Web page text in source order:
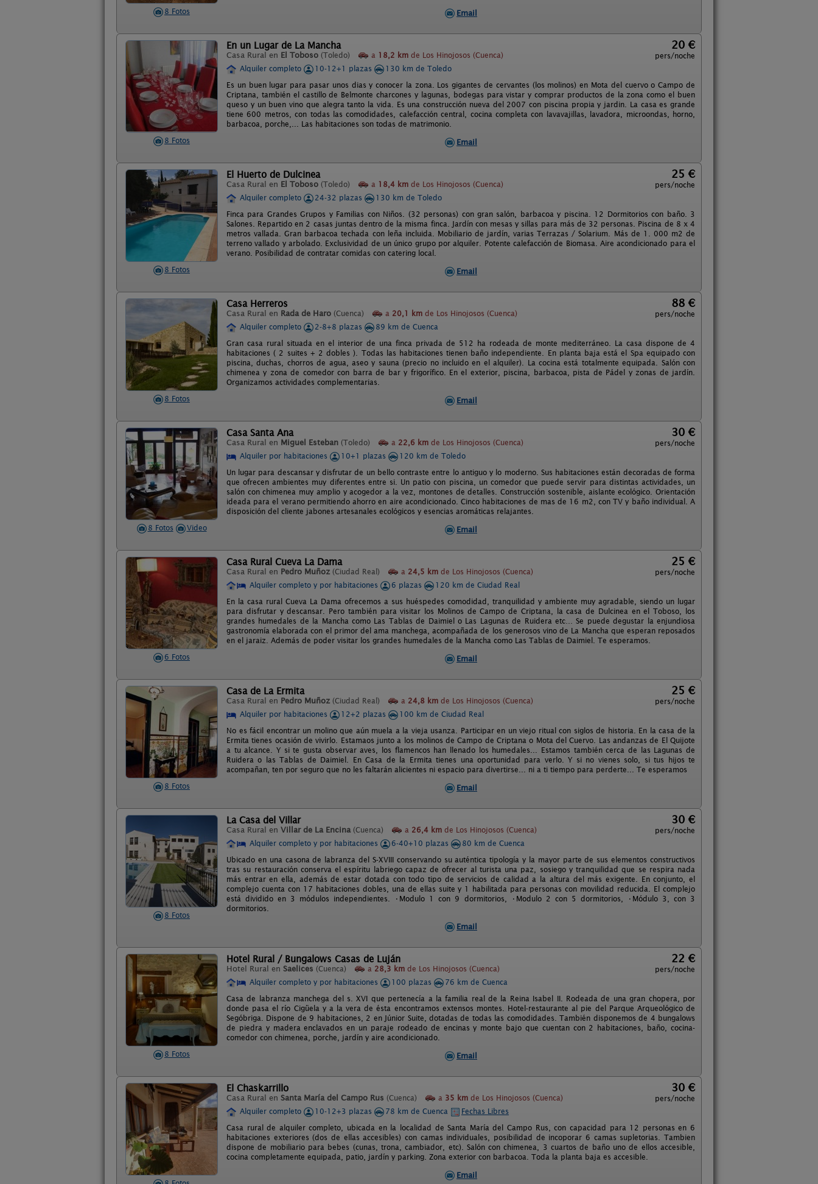
8 Fotos
Email
8 Fotos
En un Lugar de La Mancha
Casa Rural en El Toboso (Toledo) a 18,2 km de Los Hinojosos (Cuenca)
20 €
pers/noche
Alquiler completo
10-12+1 plazas
130 km de Toledo
Es un buen lugar para pasar unos dias y conocer la zona. Los gigantes de cervantes (los molinos) en Mota del cuervo o Campo de
Criptana, también el castillo de Belmonte charcones y lagunas, bodegas para vistar y comprar productos de la zona como el buen
queso y un buen vino que alegra tanto la vida. Es una construcción nueva del 2007 con piscina propia y jardin. La casa es grande
tiene 600 metros, con todas las comodidades, calefacción central, cocina completa con lavavajillas, lavadora, microondas, horno,
barbacoa, porche,... Las habitaciones son todas de matrimonio.
Email
8 Fotos
El Huerto de Dulcinea
Casa Rural en El Toboso (Toledo) a 18,4 km de Los Hinojosos (Cuenca)
25 €
pers/noche
Alquiler completo
24-32 plazas
130 km de Toledo
Finca para Grandes Grupos y Familias con Niños. (32 personas) con gran salón, barbacoa y piscina. 12 Dormitorios con baño. 3
Salones. Repartido en 2 casas juntas dentro de la misma finca. Jardín con mesas y sillas para más de 32 personas. Piscina de 8 x 4
metros vallada. Gran barbacoa techada con leña incluida. Mobiliario de jardín, varias Terrazas / Solarium. Más de 1. 000 m2 de
terreno vallado y arbolado. Exclusividad de un único grupo por alquiler. Potente calefacción de Biomasa. Aire acondicionado para el
verano. Posibilidad de contratar comidas con catering local.
Email
8 Fotos
Casa Herreros
Casa Rural en Rada de Haro (Cuenca) a 20,1 km de Los Hinojosos (Cuenca)
88 €
pers/noche
Alquiler completo
2-8+8 plazas
89 km de Cuenca
Gran casa rural situada en el interior de una finca privada de 512 ha rodeada de monte mediterráneo. La casa dispone de 4
habitaciones ( 2 suites + 2 dobles ). Todas las habitaciones tienen baño independiente. En planta baja está el Spa equipado con
piscina, duchas, chorros de agua, aseo y sauna (precio no incluido en el alquiler). La cocina está totalmente equipada. Salón con
chimenea y zona de comedor con barra de bar y frigorífico. En el exterior, piscina, barbacoa, pista de Pádel y zonas de jardín.
Organizamos actividades complementarias.
Email
8 Fotos Video
Casa Santa Ana
Casa Rural en Miguel Esteban (Toledo) a 22,6 km de Los Hinojosos (Cuenca)
30 €
pers/noche
Alquiler por habitaciones
10+1 plazas
120 km de Toledo
Un lugar para descansar y disfrutar de un bello contraste entre lo antiguo y lo moderno. Sus habitaciones están decoradas de forma
que ofrecen ambientes muy diferentes entre si. Un patio con piscina, un comedor que puede servir para distintas actividades, un
salón con chimenea muy amplio y acogedor a la vez, montones de detalles. Construcción sostenible, aislante ecológico. Orientación
ideada para el verano permitiendo ahorro en aire acondicionado. Cinco habitaciones de mas de 16 m2, con TV y baño individual. A
disposición del cliente jabones artesanales ecológicos y esencias aromáticas relajantes.
Email
6 Fotos
Casa Rural Cueva La Dama
Casa Rural en Pedro Muñoz (Ciudad Real) a 24,5 km de Los Hinojosos (Cuenca)
25 €
pers/noche
Alquiler completo y por habitaciones
6 plazas
120 km de Ciudad Real
En la casa rural Cueva La Dama ofrecemos a sus huéspedes comodidad, tranquilidad y ambiente muy agradable, siendo un lugar
para disfrutar y descansar. Pero también para visitar los Molinos de Campo de Criptana, la casa de Dulcinea en el Toboso, los
grandes humedales de la Mancha como Las Tablas de Daimiel o Las Lagunas de Ruidera etc… Se puede degustar la enjundiosa
gastronomía elaborada con el primor del ama manchega, acompañada de los generosos vino de La Mancha que esperan reposados
en el jaraiz. Además de poder visitar los grandes humedales de la Mancha como Las Tablas de Daimiel. Te esperamos.
Email
8 Fotos
Casa de La Ermita
Casa Rural en Pedro Muñoz (Ciudad Real) a 24,8 km de Los Hinojosos (Cuenca)
25 €
pers/noche
Alquiler por habitaciones
12+2 plazas
100 km de Ciudad Real
No es fácil encontrar un molino que aún muela a la vieja usanza. Participar en un viejo ritual con siglos de historia. En la casa de la
Ermita tienes ocasión de vivirlo. Estamaos junto a los molinos de Campo de Criptana o Mota del Cuervo. Las andanzas de El Quijote
a tu alcance. Y si te gusta observar aves, los flamencos han llenado los humedales... Estamos también cerca de las Lagunas de
Ruidera o las Tablas de Daimiel. En Casa de la Ermita tienes una oportunidad para verlo. Y si no vienes solo, si tus hijos te
acompañan, ten por seguro que no les faltarán alicientes ni espacio para divertirse... ni a ti tiempo para perderte... Te esperamos
Email
8 Fotos
La Casa del Villar
Casa Rural en Villar de La Encina (Cuenca) a 26,4 km de Los Hinojosos (Cuenca)
30 €
pers/noche
Alquiler completo y por habitaciones
6-40+10 plazas
80 km de Cuenca
Ubicado en una casona de labranza del S-XVIII conservando su auténtica tipología y la mayor parte de sus elementos constructivos
tras su restauración conserva el espíritu labriego capaz de ofrecer al turista una paz, sosiego y tranquilidad que se respira nada
más entrar en ella, además de estar dotada con todo tipo de servicios de calidad a la altura del más exigente. En conjunto, el
complejo cuenta con 17 habitaciones dobles, una de ellas suite y 1 habilitada para personas con movilidad reducida. El complejo
está dividido en 3 módulos independientes. •Modulo 1 con 9 dormitorios, •Modulo 2 con 5 dormitorios, •Módulo 3, con 3
dormitorios.
Email
8 Fotos
Hotel Rural / Bungalows Casas de Luján
Hotel Rural en Saelices (Cuenca) a 28,3 km de Los Hinojosos (Cuenca)
22 €
pers/noche
Alquiler completo y por habitaciones
100 plazas
76 km de Cuenca
Casa de labranza manchega del s. XVI que pertenecía a la familia real de la Reina Isabel II. Rodeada de una gran chopera, por
donde pasa el río Cigüela y a la vera de ésta encontramos extensos montes. Hotel-restaurante al pie del Parque Arqueológico de
Segóbriga. Dispone de 9 habitaciones, 2 en Júnior Suite, dotadas de todas las comodidades. También disponemos de 4 bungalows
de piedra y madera enclavados en un paraje rodeado de encinas y monte bajo que cuentan con 2 habitaciones, baño, cocina-
comedor con chimenea, porche, jardín y aire acondicionado.
Email
El Chaskarrillo
Casa Rural en Santa María del Campo Rus (Cuenca) a 35 km de Los Hinojosos (Cuenca)
30 €
pers/noche
Alquiler completo
10-12+3 plazas 78 km de Cuenca
Fechas Libres
Casa rural de alquiler completo, ubicada en la localidad de Santa María del Campo Rus, con capacidad para 12 personas en 6
habitaciones exteriores (dos de ellas accesibles) con camas individuales, posibilidad de incoporar 6 camas supletorias. Tambien
dispone de mobiliario para bebes (cunas, trona, cambiador, etc). Salón con chimenea, 3 cuartos de baño uno de ellos accesible,
cocina completamente equipada, patio, jardín y parking. Zona exterior con barbacoa. Toda la planta baja es accesible.
Email